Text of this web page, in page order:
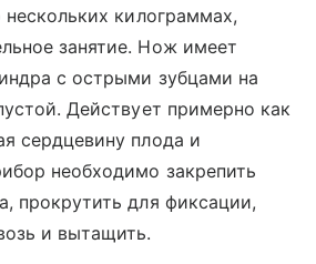
килограммах,
занятие. Нож имеет
с острыми зубцами на
Действует примерно как
сердцевину плода и
необходимо закрепить
прокрутить для фиксации,
и вытащить.